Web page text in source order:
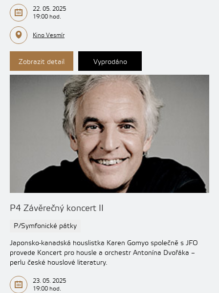
22. 05. 2025
19:00 hod.
Kino Vesmír
Zobrazit detail Vyprodáno
P4 Závěrečný koncert II
P/Symfonické pátky
Japonsko-kanadská houslistka Karen Gomyo společně s JFO
provede Koncert pro housle a orchestr Antonína Dvořáka –
perlu české houslové literatury.
23. 05. 2025
19:00 hod.